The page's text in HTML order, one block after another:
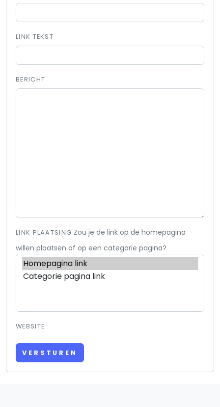
LINK TEKST
BERICHT
LINK PLAATSING Zou je de link op de homepagina
willen plaatsen of op een categorie pagina?
WEBSITE
VERSTUREN